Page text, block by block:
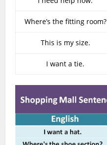
Where’s the fitting room?
This is my size.
I want a tie.